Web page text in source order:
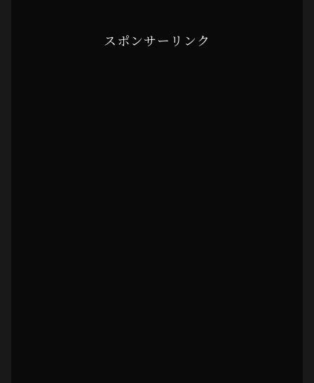
スポンサーリンク